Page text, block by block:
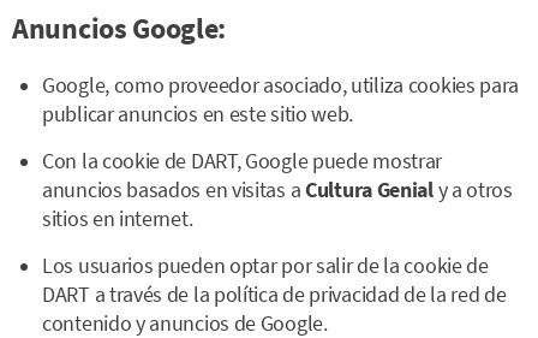
Anuncios Google:
Google, como proveedor asociado, utiliza cookies para
publicar anuncios en este sitio web.
Con la cookie de DART, Google puede mostrar
anuncios basados en visitas aCultura Genialy a otros
sitios en internet.
Los usuarios pueden optar por salir de la cookie de
DART a través de la política de privacidad de la red de
contenido y anuncios de Google.